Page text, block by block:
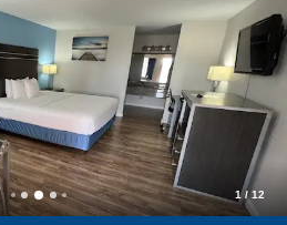
1 / 12